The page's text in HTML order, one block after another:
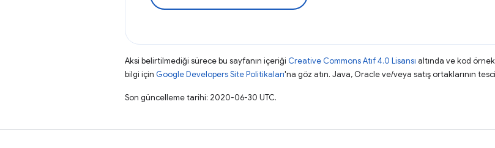
Aksi belirtilmediği sürece bu sayfanın içeriği Creative Commons Atıf 4.0 Lisansı altında ve kod
bilgi için Google Developers Site Politikaları'na göz atın. Java, Oracle ve/veya satış ortaklarının
Son güncelleme tarihi: 2020-06-30 UTC.